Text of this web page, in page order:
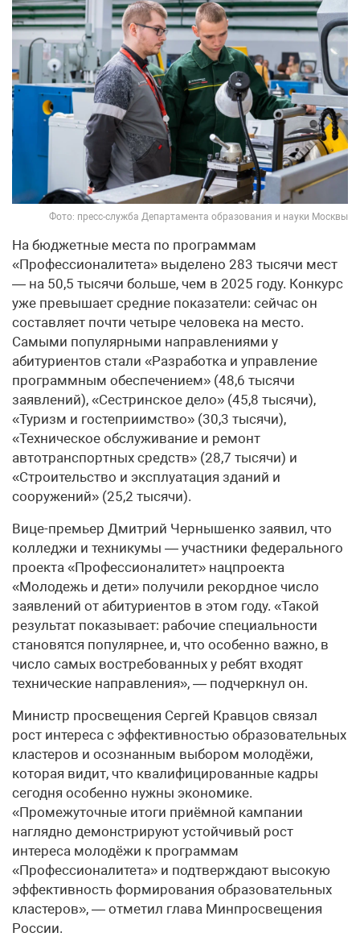
Фото: пресс-служба Департамента образования и науки Москвы
На бюджетные места по программам
«Профессионалитета» выделено 283 тысячи мест
— на 50,5 тысячи больше, чем в 2025 году. Конкурс
уже превышает средние показатели: сейчас он
составляет почти четыре человека на место.
Самыми популярными направлениями у
абитуриентов стали «Разработка и управление
программным обеспечением» (48,6 тысячи
заявлений), «Сестринское дело» (45,8 тысячи),
«Туризм и гостеприимство» (30,3 тысячи),
«Техническое обслуживание и ремонт
автотранспортных средств» (28,7 тысячи) и
«Строительство и эксплуатация зданий и
сооружений» (25,2 тысячи).
Вице-премьер Дмитрий Чернышенко заявил, что
колледжи и техникумы — участники федерального
проекта «Профессионалитет» нацпроекта
«Молодежь и дети» получили рекордное число
заявлений от абитуриентов в этом году. «Такой
результат показывает: рабочие специальности
становятся популярнее, и, что особенно важно, в
число самых востребованных у ребят входят
технические направления», — подчеркнул он.
Министр просвещения Сергей Кравцов связал
рост интереса с эффективностью образовательных
кластеров и осознанным выбором молодёжи,
которая видит, что квалифицированные кадры
сегодня особенно нужны экономике.
«Промежуточные итоги приёмной кампании
наглядно демонстрируют устойчивый рост
интереса молодёжи к программам
«Профессионалитета» и подтверждают высокую
эффективность формирования образовательных
кластеров», — отметил глава Минпросвещения
России.